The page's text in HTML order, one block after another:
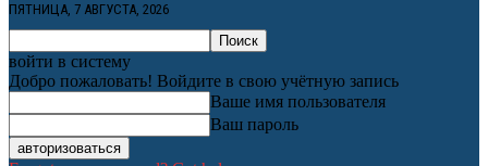
ПЯТНИЦА, 7 АВГУСТА, 2026
войти в систему
Добро пожаловать! Войдите в свою учётную запись
Ваше имя пользователя
Ваш пароль